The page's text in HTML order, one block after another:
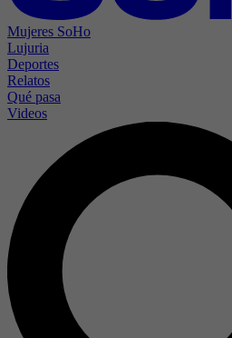
Mujeres SoHo
Lujuria
Deportes
Relatos
Qué pasa
Videos